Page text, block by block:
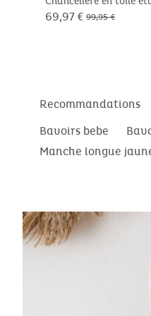
69,97 € 99,95 €
Recommandations
Bavoirs bebe
Manche longue